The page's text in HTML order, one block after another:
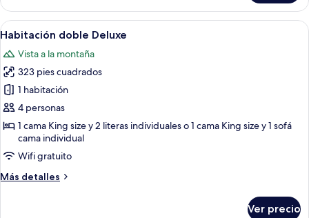
doble
clásica
Abrir
todas
las
fotos
de
Habitación
doble
Deluxe
Un dormitorio con una cama, un
8
Habitación doble Deluxe
Vista a la montaña
323 pies cuadrados
1 habitación
4 personas
1 cama King size y 2 literas individuales o 1 cama King size y 1 sofá
cama individual
Wifi gratuito
Más detalles
Más
Ver precio